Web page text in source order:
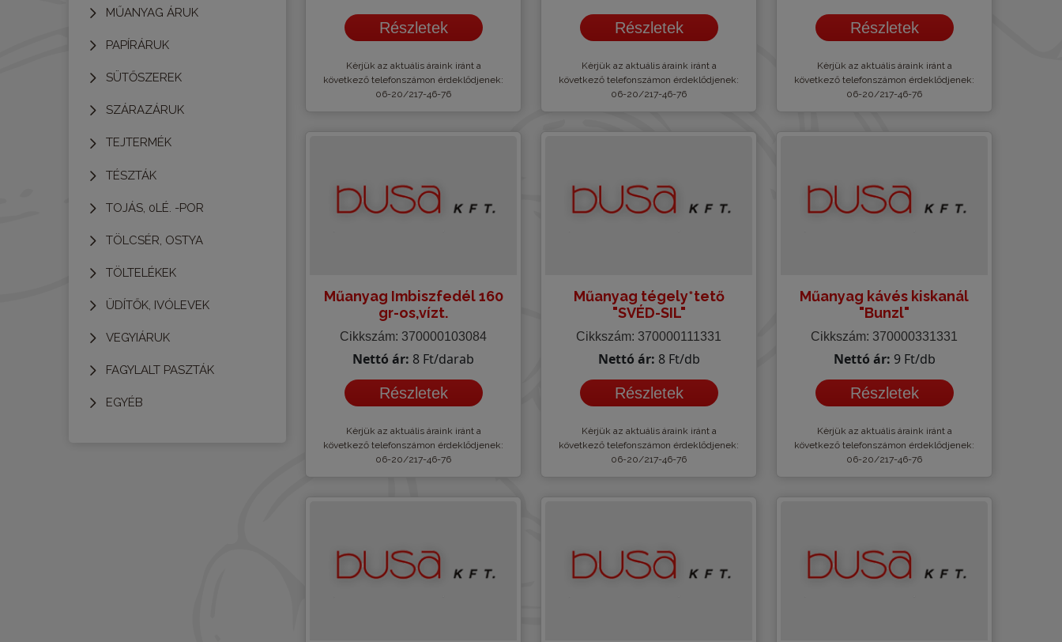
MŰANYAG ÁRUK
PAPÍRÁRUK
SÜTŐSZEREK
SZÁRAZÁRUK
TEJTERMÉK
TÉSZTÁK
TOJÁS, 0LÉ. -POR
TÖLCSÉR, OSTYA
TÖLTELÉKEK
ÜDÍTŐK, IVÓLEVEK
VEGYIÁRUK
FAGYLALT PASZTÁK
EGYÉB
Részletek
Kèrjük az aktuális áraink iránt a
következő telefonszámon érdeklődjenek:
06-20/217-46-76
Részletek
Kèrjük az aktuális áraink iránt a
következő telefonszámon érdeklődjenek:
06-20/217-46-76
Részletek
Kèrjük az aktuális áraink iránt a
következő telefonszámon érdeklődjenek:
06-20/217-46-76
Műanyag Imbiszfedél 160
gr-os,vízt.
Cikkszám: 370000103084
Nettó ár: 8 Ft/darab
Részletek
Kèrjük az aktuális áraink iránt a
következő telefonszámon érdeklődjenek:
06-20/217-46-76
Műanyag tégely*tető
"SVÉD-SIL"
Cikkszám: 370000111331
Nettó ár: 8 Ft/db
Részletek
Kèrjük az aktuális áraink iránt a
következő telefonszámon érdeklődjenek:
06-20/217-46-76
Műanyag kávés kiskanál
"Bunzl"
Cikkszám: 370000331331
Nettó ár: 9 Ft/db
Részletek
Kèrjük az aktuális áraink iránt a
következő telefonszámon érdeklődjenek:
06-20/217-46-76